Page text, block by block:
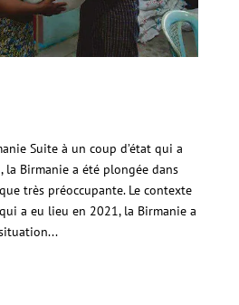
Suite à un coup d’état qui a
Birmanie a été plongée dans
très préoccupante. Le contexte
a eu lieu en 2021, la Birmanie a